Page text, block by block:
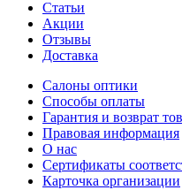
Статьи
Акции
Отзывы
Доставка
Салоны оптики
Способы оплаты
Гарантия и возврат
Правовая информация
О нас
Сертификаты
Карточка организации